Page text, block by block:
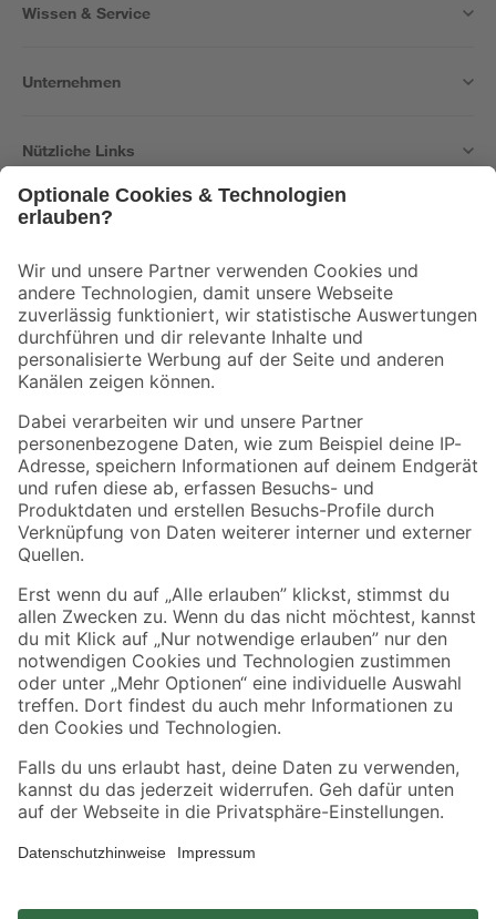
Wissen & Service
Unternehmen
Nützliche Links
Der toom Newsletter: Keine Angebote und Aktionen mehr verpassen!
Zur Newsletter Anmeldung
Folge uns
Zahlungsarten Versandarten
Sicher einkaufen
Jetzt die toom-App herunterladen
Alle Preisangaben in EUR inkl. gesetzl. MwSt.. Die dargestellten Angebote sind unter
Umständen nicht in allen Märkten verfügbar. Die angegebenen Verfügbarkeiten beziehen
Produkte nur solange der Vorrat reicht.
*Paketversand ab 59 € versandkostenfrei, gilt nicht für Artikel mit Speditionsversand, hier